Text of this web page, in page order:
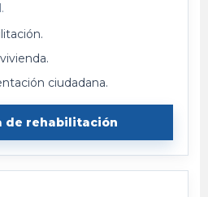
ciudadana.
de rehabilitación